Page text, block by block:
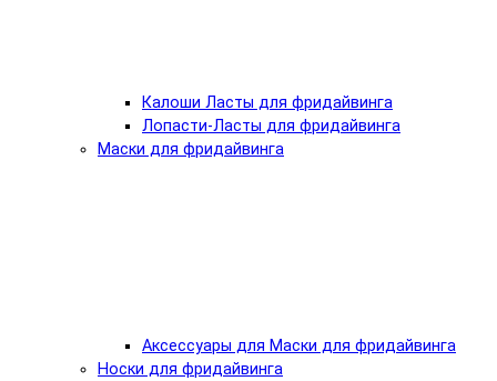
Калоши Ласты для фридайвинга
Лопасти-Ласты для фридайвинга
Маски для фридайвинга
Аксессуары для Маски для фридайвинга
Носки для фридайвинга